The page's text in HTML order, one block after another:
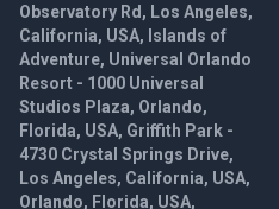
Observatory Rd, Los Angeles,
California, USA, Islands of
Adventure, Universal Orlando
Resort - 1000 Universal
Studios Plaza, Orlando,
Florida, USA, Griffith Park -
4730 Crystal Springs Drive,
Los Angeles, California, USA,
Orlando, Florida, USA,